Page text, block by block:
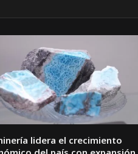
lidera el crecimiento